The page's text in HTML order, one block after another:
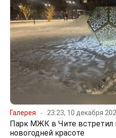
Галерея 23:23, 10 декабря
Парк МЖК в Чите встретил
новогодней красоте